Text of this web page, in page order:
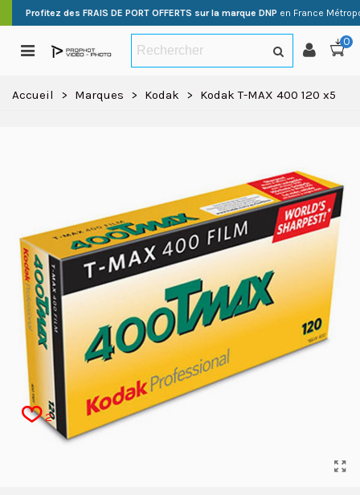
Profitez des FRAIS DE PORT OFFERTS sur la marque DNP en France
0
Accueil > Marques > Kodak > Kodak T-MAX 400 120 x5
2